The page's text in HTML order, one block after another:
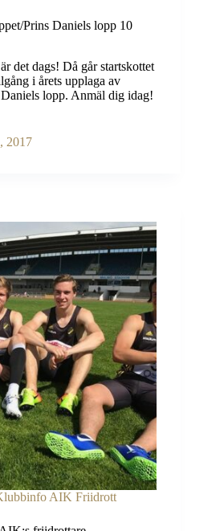
Prins Daniels lopp 10
det dags! Då går startskottet
i årets upplaga av
lopp. Anmäl dig idag!
2017
AIK Friidrott